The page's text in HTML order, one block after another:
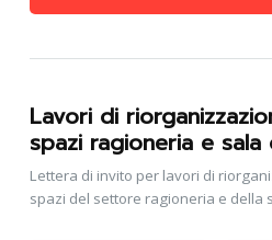
Lavori di
spazi ragioneria e sala
Lettera di invito per lavori di
spazi del settore ragioneria e della